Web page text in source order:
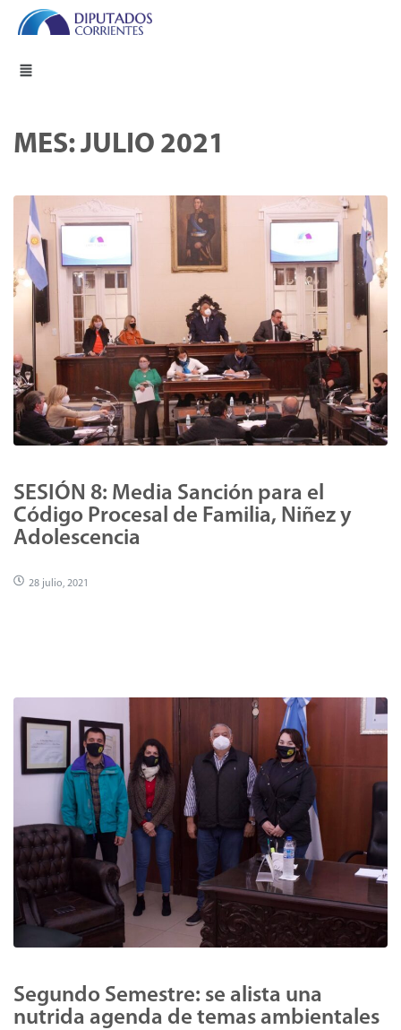
MES:JULIO 2021
SESIÓN 8: Media Sanción para el
Código Procesal de Familia, Niñez y
Adolescencia
28 julio, 2021
Segundo Semestre: se alista una
nutrida agenda de temas ambientales